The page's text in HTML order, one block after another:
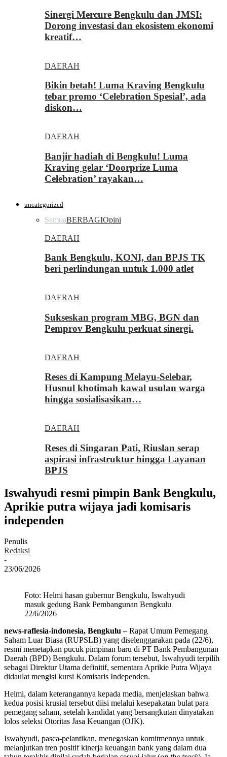
Sinergi Mercure Bengkulu dan JMSI:
Dorong investasi dan ekosistem ekonomi
kreatif…
DAERAH
Bikin betah! Luma Kraving Bengkulu
tebar promo ‘Celebration Spesial’, ada
diskon…
DAERAH
Banjir hadiah di Bengkulu! Luma
Kraving gelar ‘Doorprize Luma
Celebration’ rayakan…
uncategorized
SemuaBERBAGIOpini
DAERAH
Bank Bengkulu, KONI, dan BPJS TK
beri perlindungan untuk 1.000 atlet
DAERAH
Sukseskan program MBG, BGN dan
Pemprov Bengkulu perkuat sinergi.
DAERAH
Reses di Kampung Melayu-Selebar,
Husnul khotimah kawal usulan warga
hingga sosialisasikan…
DAERAH
Reses di Singaran Pati, Riuslan serap
aspirasi infrastruktur hingga Layanan
BPJS
Iswahyudi resmi pimpin Bank Bengkulu,
Aprikie putra wijaya jadi komisaris
independen
Penulis
Redaksi
-
23/06/2026
Foto: Helmi hasan gubernur Bengkulu, Iswahyudi
masuk gedung Bank Pembangunan Bengkulu
22/6/2026
news-raflesia-indonesia, Bengkulu –Rapat Umum Pemegang
Saham Luar Biasa (RUPSLB) yang diselenggarakan pada (22/6),
resmi menetapkan pucuk pimpinan baru di PT Bank Pembangunan
Daerah (BPD) Bengkulu. Dalam forum tersebut, Iswahyudi terpilih
sebagai Direktur Utama definitif, sementara Aprikie Putra Wijaya
didaulat mengisi kursi Komisaris Independen.
Helmi, dalam keterangannya kepada media, menjelaskan bahwa
kedua posisi krusial tersebut diisi melalui kesepakatan bulat para
pemegang saham, setelah kandidat yang bersangkutan dinyatakan
lolos seleksi Otoritas Jasa Keuangan (OJK).
Iswahyudi, pasca-pelantikan, menegaskan komitmennya untuk
melanjutkan tren positif kinerja keuangan bank yang dalam dua